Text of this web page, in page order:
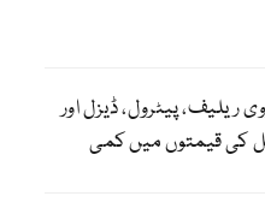
ریلیف، پیٹرول، ڈیزل اور
کی قیمتوں میں کمی